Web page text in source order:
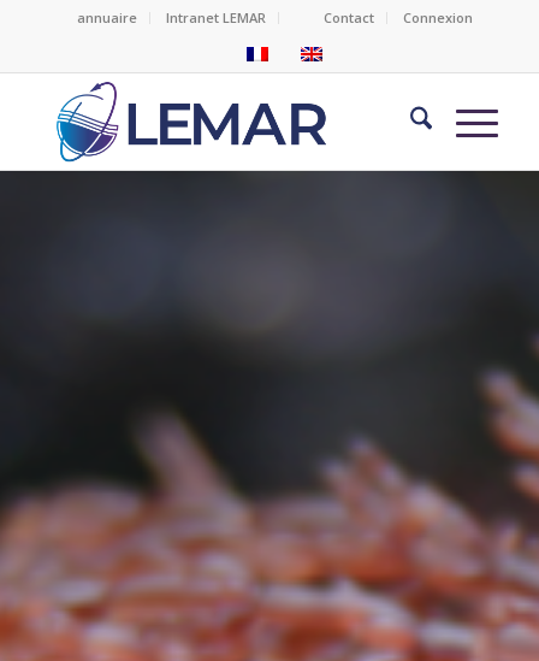
annuaire Intranet LEMAR Contact Connexion